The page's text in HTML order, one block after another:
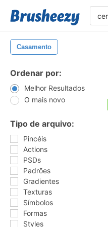
Casamento
Ordenar por:
Melhor Resultados
O mais novo
Tipo de arquivo:
Pincéis
Actions
PSDs
Padrões
Gradientes
Texturas
Símbolos
Formas
Styles